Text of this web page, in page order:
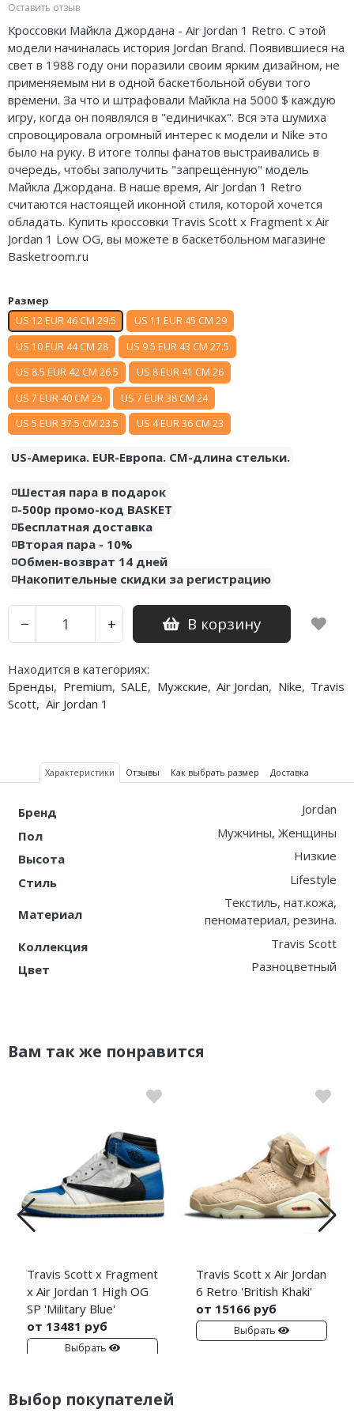
Оставить отзыв
Кроссовки Майкла Джордана - Air Jordan 1 Retro. С этой
модели начиналась история Jordan Brand. Появившиеся на
свет в 1988 году они поразили своим ярким дизайном, не
применяемым ни в одной баскетбольной обуви того
времени. За что и штрафовали Майкла на 5000 $ каждую
игру, когда он появлялся в "единичках". Вся эта шумиха
спровоцировала огромный интерес к модели и Nike это
было на руку. В итоге толпы фанатов выстраивались в
очередь, чтобы заполучить "запрещенную" модель
Майкла Джордана. В наше время, Air Jordan 1 Retro
считаются настоящей иконной стиля, которой хочется
обладать. Купить кроссовки Travis Scott x Fragment x Air
Jordan 1 Low OG, вы можете в баскетбольном магазине
Basketroom.ru
Размер
US 12 EUR 46 CM 29.5
US 11 EUR 45 CM 29
US 10 EUR 44 CM 28
US 9.5 EUR 43 CM 27.5
US 8.5 EUR 42 CM 26.5
US 8 EUR 41 CM 26
US 7 EUR 40 CM 25
US 7 EUR 38 CM 24
US 5 EUR 37.5 CM 23.5
US 4 EUR 36 CM 23
US-Америка. EUR-Европа. CM-длина стельки.
◽️Шестая пара в подарок
◽️-500р промо-код BASKET
◽️Бесплатная доставка
◽️Вторая пара - 10%
◽️Обмен-возврат 14 дней
◽️Накопительные скидки за регистрацию
− + В корзину
Находится в категориях:
Бренды, Premium, SALE, Мужские, Air Jordan, Nike, Travis
Scott, Air Jordan 1
Характеристики Отзывы Как выбрать размер Доставка
Бренд
Jordan
Пол
Мужчины, Женщины
Высота
Низкие
Стиль
Lifestyle
Материал
Текстиль, нат.кожа,
пеноматериал, резина.
Коллекция
Travis Scott
Цвет
Разноцветный
Вам так же понравится
Travis Scott x Fragment
x Air Jordan 1 High OG
SP 'Military Blue'
от 13481 руб
Выбрать
Travis Scott x Air Jordan
6 Retro 'British Khaki'
от 15166 руб
Выбрать
Выбор покупателей
Air Jordan 5
Air Jordan 6
Air Jordan 7
Air Jordan 10
Air Jordan 11
Air Jordan 12
Air Jordan 13
Air Jordan 14
Air Jordan 23
Nike Air Deldon
Nike Sabrina
Nike A’ja
Nike ST
Nike GT
Nike Ja
Nike Book
Nike LeBron
Nike Freak
Nike KD
Nike PG
Nike Kobe
Nike Uptempo
Nike Foamposite